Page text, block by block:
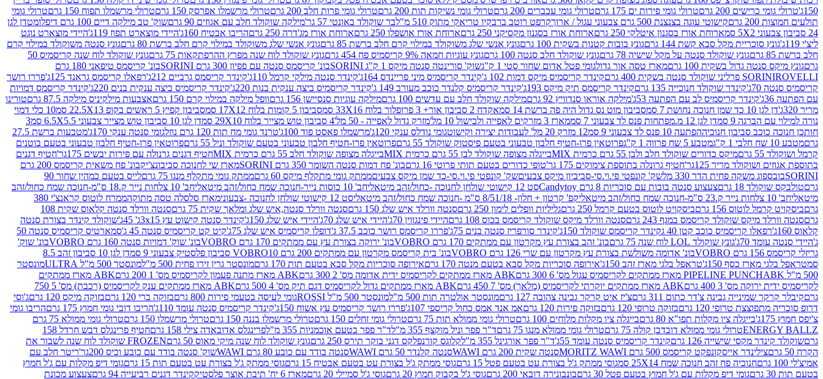
150ג' טרולי גומי כרישים 200 גרם טרולי גומי פירות ים 175 גרם טרולי גומי עכברים 200 גרם טרולי גומי נשיקות תות 200 גרם טרולי גומי פרות חלב 200 גרם טרולי מרשמלו אפרסק 150 גרם טרולי מרשמלו תפוח 150 גרם
טרולי גומי
תולעים חמוצות 200 גרם
קישוטי עוגה בצנצנת 500 גרם צבעוני עגול / ארוך קרפט רוטב ברבקיו טריאקי מתוק 510 מ"ל בר שוקולד באונטי 57 גר' מילקה שוקולד חלב עם אגוזים 90 גרם שוק' טב מילקה דיים 100 גרם דיפלומט
דן לגן
24 סביבון צבעוני 5X2 סמ
ארוחת אורז בסגנון איטלקי 250 גרם ארוחת אורז בסגנון מקסיקני 250 גרם ארוחת אורז אושפלו 250 גרם ארוחת אורז מג'דרה 250 גרם הריבו אבטיח 160ג' היידי מוצארט תפוז 119ג'
היידי מוצארט נוגט
ליצ'י 119ג'
גונץ סוכריית מקל סבא קשת 144 גרם גונץ בובות קטנות בשקית 100 גרם גונץ אנשי שלג משוקולד במילוי קרם חלב ברשת 85 גרם גונץ אנשי שלג משוקולד במילוי קרם חלב ברשת 80 גרם
גונץ סנטה משוקולד במילוי קרם
חלב ברשת 85 גרם
גונץ שוקולד סנטה על מקל שישיה 78 גרם גונץ שוקולד חלב סנטה 100 גרם גונץ עוגיות חמאה 9% קריסמיס פח 454 גרם גונץ שוקולד לוח שנה מפרץ ההרפתקאות 75 גרם
גונץ שוקולד לוח שנה קריסמיס 50
גרםגונץ מיקס סנטה גדול בשקית 100 גרם מארז טסה אור גדולגומי פטל אדום שחור סטי 1 ק"ג שוק' סורינטה סנטה מיקס 1 ק"ג SORINI בונ' קריסמס סנטה עם פפיון 300 גרם SORINI
בונ' קריסמס טיפאני 180 גרם
SORINIROVELLI פרליני שוקולד סנטה בשקית 400 גרם קינדר קריסמיס מיקס דמות 102 ג' קינדר קריסמיס מיני פריינדס 164ג' קינדר סנטה מילקי קרמל 110ג' קינדר קריסמס גרביים 212ג' רפאלו קריסמס גראנד 125ג'
פררו רושר
קריסמיס סנטה 70ג'
קינדר שוקולד חנוכייה 135 גרם קינדר קריסמס תיק מיקס 193ג' קינדר קריסמיס קלנדר כוכב מעורב 149 ג' קינדר קריסמיס ביצה ענקית בנות 220ג' קינדר קריסמיס ביצה ענקית בנים 220ג'
קינדר קריסמס דמויות
עם הפתעה 36ג'
קינדר קריסמיס לב עם הפתעה 53ג' מילקה אוראו סנדוויץ 92 גרם מילקה שוקולד חלב עם עדשים 100 גרם מילקה עוגיות סנסיישן 156 גרם וופל מילקה במילוי קרם 150 גרם אצבעות מילקיניס מילקה 87.5 גרם
טורינו
מריר 320ג'
דן לגן 10 כד שמן חנוכה נחושת 7 סמ סביבון מוט נס גדול היה פה ברשת 14 סמ אקדח 2 סביבון אור+ 3 פרופלור בלוח 33X16 סמ סביבון 5 קומות בלוח 17X12 סמ סביבון קפיץ 5 ראשים בקופ 22.5X13 סמ
10 כלי דמוי
נורה למילוי עם הברגה 9 סמ
דן לגן 12 מ.מפתחות פנס לד צבעוני 7 סמ מארז 3 מזרקים לאפייה ולבישול 10 מל' מזרק גדול לאפייה - 50 מל' 4 סביבון טוש מצייר בלוח 29X10 סמ דן לגן 10 סביבון טוש מצייר צבעוני 6.5X5.5 סמ
3
חותכן חנוכה כוכב סביבון חנוכיההפתעה 10 פנס לד צבעוני 9 סמ 12 מזרק 20 מל' לעבודות יצירה וקישוט גומי נודלס ענקי 120ג' מרשמלו פאסט פוד 100ג' טרנד גומי מח תות 120 גרם נוזל גומי סנטה ענקי 170ג'
מטבעות ברשת 27.5
גרםמטבע 10 שח חלבי 1 ק"ג מטבע 5 שח פרווה 1 ק"ג פרוטאין פרו-חטיף חלבון טבעוני בטעם פיסטוק שוקולד 55 גרם פרוטאין פרו-חטיף חלבון טבעוני בטעם שוקולד וניל 55 גרם
פרוטאין פרו-חטיף חלבון טבעוני בטעם בוטנים
קרמל ושוקולד 55 גרם
מיקס כדורים שוקולד חלב ולבן 55 גרם כרמית MIX בייגלה מצופה שוקולד לבן 55 גרם כרמית MIX בייגלה מצופה שוקולד חלב 55 גרם כרמית MIX חטיף דגנים גרנולה עם פירות יבשים 175גר'
חטיף דגנים
בתוספת אגוזים ושוקולד מריר 125גר'
חטיף גרונלה בתוספת צימוקים 175 גר' טופי כדורים בטעם תותי פרוטי 16 גרם בונ' פח דמות סנטה השומר 350 גרם SORINI מארז שי לחנוכה סביבונצ'יק
בונ' פח משאית קריסמס 200 גרם
SORINIבובספוג משקה פחית הדר 330 מל שק' קונפטי פי.וי.סי-סביביון מיקס צבעיםשק' קונפטי פי.וי.סי-כד שמן מיקס צבעיםממתק גומי מתקלף מיקס 60 גרם ממתק גומי מתקלף מנגו 75 גרם
לייס בטעם כמהין שחור 90
גרםטולבקס שוקולד 18 גרם צעצוע סנטה בובות עם סוכריות 8 גרם Candytoy סט 12 קישוטי שולחן לחנוכה -כחול/זהב מיטאלי חב' 10 כוסות נייר-חנוכה שמח כחול/זהב מיטאלי
חב' 10 צלחות נייר ק.18 ס"מ-חנוכה שמח כחול/זהב
מיטאליחב' 10 צלחות נייר ק.23 ס"מ-חנוכה שמח כחול/זהב מיטאלי קפ' קרטון + חלון- 8/51/18 ס"מ -חנוכה שמח כחול/זהב מיטאלי סט 12 קישוטי שולחן לחנוכה -צבעוני מארז סלסלה טסה מתוקה
ממרח לוטוס קראנצ'י 380
גרםביסקויט קרמל לוטוס 156 גרם ביסקויט לוטוס בטעם קרמל 250 גרם גליליות וופלים לימון 250 גרם סנטה וורלד איש שלג 150 גרם סנטה וורלד סנטה,איש שלג ומלאך שקית 75 גרם
סנטה וורלד סנטה קלאוס שקית 108
גרםסנטה וורלד מיקס שוקולד קריסמס במגף 243 גרם סנטה וורלד מיקס שוקולד קריסמס בכוס 108 גרם היידי פינגווין 70ג' היידי איש שלג 70ג' היידי איש שלג 150ג' קינדר סנטה קישוט עץ 3x15ג' 45ג'
שוקולד קינדר בצורת סנטה
קלאוס 160ג'
רפאלו קריסמיס כוכב קטן 40 ג קינדר קריסמס שוקולד 150ג' קינדר סורפריז סנטה בנים 75ג' פררו קריסמס רושר כוכב 37.5 ג' דופלו קריסמיס איש שלג 75ג' קיט קט קריסמיס סנטה 45 ג'
סמארטיס קריסמיס סנטה 50
ג'היידי סנטה עומד 70ג' גונץ שוקולד LOL לוח שנה 75 גרם בונ' זהב בצורת עץ מקרטון עם ממתקים 170 גרם VOBRO בונ' ירוקה בצורת עץ עם ממתקים 170 גרם VOBRO בונ' שוק' דמויות סנטה 160 גרם VOBRO
בונ' שוק'
גריזלי קריסמס 156 גרם VOBRO
בונ' אדומה משולשת בצורת עץ מקרטון עם שרי 126 גרם VOBRO בונ' בית קריסמס מקרטון עם ממתקים 200 גרם VOBRO 10 סביבון פלסטיק צבעוני 9 סמ
דן לגן 10 סביבון זהב 8.5
סמטראפל בלגי מארז כסף 150ג' טראפל בלגי מארז זהב 150ג' אירופה סוכריות מקל סבא בטעם מנטה 170 גרם אירופה סוכריות מקל סבא בטעם תות 170 גרם מונסטר גרין זירו פחית 500 מ"ל מונסטר 500 מ"ל ULTRA
מונסטר
500 מ"ל PIPELINE PUNCH
ABK מארז ממתקים לקריסמיס עגול מס' 6 300 גרם ABK מארז ממתקים לקריסמיס ידית אדומה מס' 2 300 גרם ABK מארז מתנה פעמון לקריסמיס מס' 1 200 גרם
ABK מארז ממתקים
לקריסמיס ידית ירוקה מס' 3 400 גרם
ABK מארז ממתקים יוקרתי לקריסמיס (מלאך) מס' 7 450 גרם ABK מארז ממתקים גדול לקריסמיס דגם תיק מס' 4 500 גרם
ABK מארז ממתקים ענק לקריסמיס (רכבת) מס' 5 750
גרםקיבלר קרקר שמינייה גבינה צ'דר כתום 311 גרם צ'יז איט קרקר גבינה צהובה 127 גרם מונסטר אולטרה תות 500 מ"ל מונסטר 500 מ"ל ROSSI גומי לעיסה בטעמי פירות 800 גרם בזוקה ברי 120 גרם בזוקה מיקס 120 גרם
ג'וסי
דרופ סוכריה מתפוצצת טרופי 120 גרם
בזוקה טרופי 120 גרם בזוקה פירות 120 גרם אמ אנד אמס כחול קריספי 107ג' פררו רושר קריסמיס עץ אשוח 150ג' קינדר קריסמיס סנטה עומד 110ג' הריבו דובי גומי חמוץ 175 גרם
הריבו גומי
צ'יפס חמוץ 175ג'
בייגלה ציו מקלות תפו"א 80 גרם בייגלה ציו מקלות מלוחים 100 גרם טרולי גומי ממולא תות 75 גרם טרולי גומי זחלים 150 גרם טרולי מרשמלו בננה 150 גרם טרולי מרשמלו 150 גרם
טרולי גומי ממולא 75 גרם
ENERGY BALLZטרולי גומי ממולא דובדבן קולה 75 גרם טרולי גומי ממולא מנגו 75 גרם ד"ר פפר וניל מוקצף 355 מ"ל ד"ר פפר בטעם אוכמניות 355 מ"ל פרינגלס אדובאדה צילי 158 גרם
חטיף פרינגלס דבש חרדל 158
גרםשוקולד קינדר מקסי שישייה 126 גרם קינדר קריסמיס סנטה עומד 55ג' ד"ר פפר אורגינל 355 מ"ל קלוגס קורנפלקס דגני בוקר תירס 250 גרם גונץ שוקולד לוח שנה מיקי מאוס 50 גרם
FROZEN שוקולד לוח שנה לשבור את
הקרח 50 גרם
צילינדר אייסקונפקט קריסמס 500 גרם MORITZ WAWI סנטה שקית 200 גרם WAWI סנטה קלנדר 50 גרם WAWI סנטה בודד עם כובע 80 גרם WAWI שוק' סנטה בודד עם כובע וכיס 200גר'
ריטר חלב עם
אמיצ'לי 100 גרם
חנוכיה פח זהב חנוכה שמח 25X14 סמ גוסי ממתק ג'ל בצורת עט בטעם פטל 15 גרם גוסי ממתק ג'ל בצורת עט בטעם אבטיח 15 גרם גוסי ממתק ג'ל בצורת עט בטעם תות 15 גרם
גומי דיפ מקלות עם ג'ל חמוץ
בטעם תות 30 גרם
גומי דיפ מקלות עם ג'ל חמוץ בטעם פטל 30 גרם בונבונירה דובאי 200 גרם גוסי ג'ל בקבוק חמוץ 20 גרם גוסי ג'ל סמיילי 20 גרם מארז 6 יח' תיבת אוצר פלסטיק קינדר דגנים רביעייה 94 גרם
צעצוע מכונת